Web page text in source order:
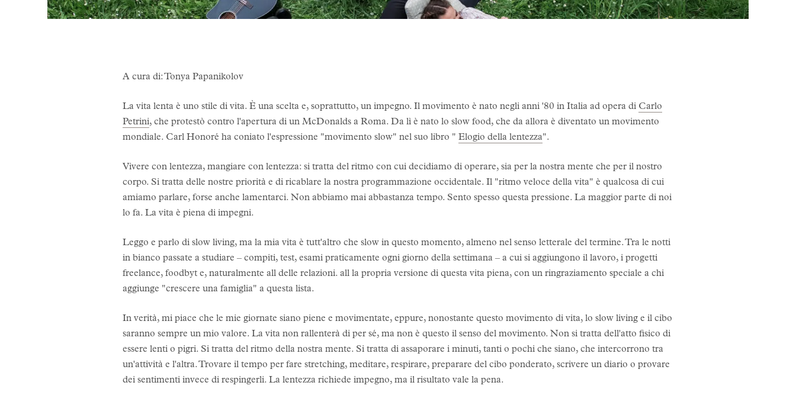
A cura di: Tonya Papanikolov
La vita lenta è uno stile di vita. È una scelta e, soprattutto, un impegno. Il movimento è nato negli anni '80 in Italia ad opera di Carlo
Petrini, che protestò contro l'apertura di un McDonalds a Roma. Da lì è nato lo slow food, che da allora è diventato un movimento
mondiale. Carl Honoré ha coniato l'espressione "movimento slow" nel suo libro " Elogio della lentezza".
Vivere con lentezza, mangiare con lentezza: si tratta del ritmo con cui decidiamo di operare, sia per la nostra mente che per il nostro
corpo. Si tratta delle nostre priorità e di ricablare la nostra programmazione occidentale. Il "ritmo veloce della vita" è qualcosa di cui
amiamo parlare, forse anche lamentarci. Non abbiamo mai abbastanza tempo. Sento spesso questa pressione. La maggior parte di noi
lo fa. La vita è piena di impegni.
Leggo e parlo di slow living, ma la mia vita è tutt'altro che slow in questo momento, almeno nel senso letterale del termine. Tra le notti
in bianco passate a studiare – compiti, test, esami praticamente ogni giorno della settimana – a cui si aggiungono il lavoro, i progetti
freelance, foodbyt e, naturalmente all delle relazioni. all la propria versione di questa vita piena, con un ringraziamento speciale a chi
aggiunge "crescere una famiglia" a questa lista.
In verità, mi piace che le mie giornate siano piene e movimentate, eppure, nonostante questo movimento di vita, lo slow living e il cibo
saranno sempre un mio valore. La vita non rallenterà di per sé, ma non è questo il senso del movimento. Non si tratta dell'atto fisico di
essere lenti o pigri. Si tratta del ritmo della nostra mente. Si tratta di assaporare i minuti, tanti o pochi che siano, che intercorrono tra
un'attività e l'altra. Trovare il tempo per fare stretching, meditare, respirare, preparare del cibo ponderato, scrivere un diario o provare
dei sentimenti invece di respingerli. La lentezza richiede impegno, ma il risultato vale la pena.